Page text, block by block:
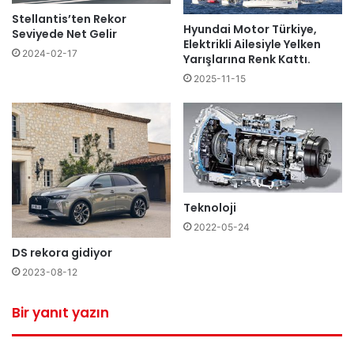
Stellantis’ten Rekor
Seviyede Net Gelir
2024-02-17
Hyundai Motor Türkiye,
Elektrikli Ailesiyle Yelken
Yarışlarına Renk Kattı.
2025-11-15
DS rekora gidiyor
2023-08-12
Teknoloji
2022-05-24
Bir yanıt yazın